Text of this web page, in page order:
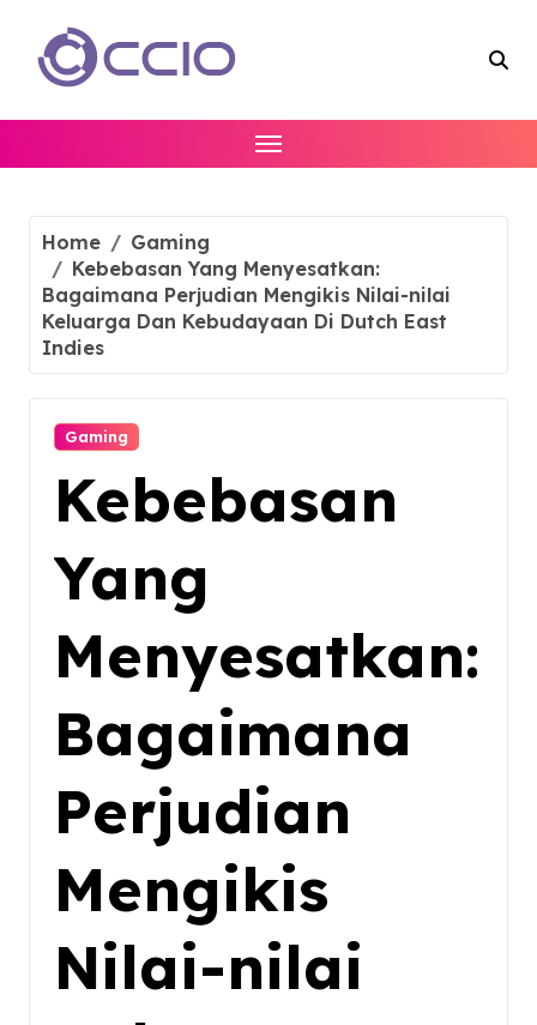
content
Home
Gaming
Kebebasan Yang Menyesatkan:
Bagaimana Perjudian Mengikis Nilai-nilai
Keluarga Dan Kebudayaan Di Dutch East
Indies
Gaming
Kebebasan
Yang
Menyesatkan:
Bagaimana
Perjudian
Mengikis
Nilai-nilai